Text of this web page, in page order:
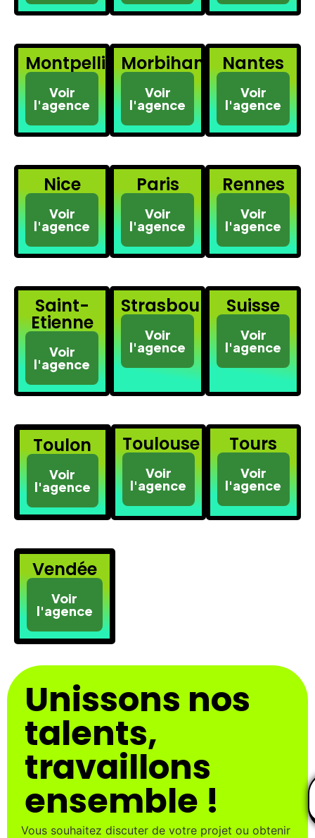
Montpellier
Voir
l'agence
Morbihan
Voir
l'agence
Nantes
Voir
l'agence
Nice
Voir
l'agence
Paris
Voir
l'agence
Rennes
Voir
l'agence
Saint-
Etienne
Voir
l'agence
Strasbourg
Voir
l'agence
Suisse
Voir
l'agence
Toulon
Voir
l'agence
Toulouse
Voir
l'agence
Tours
Voir
l'agence
Vendée
Voir
l'agence
Unissons nos
talents,
travaillons
ensemble !
Vous souhaitez discuter de votre projet ou obtenir